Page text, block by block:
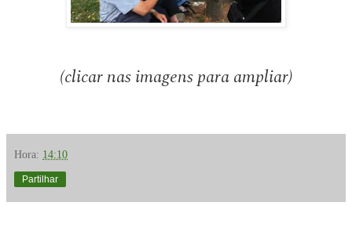
(clicar nas imagens para ampliar)
Hora: 14:10
Partilhar